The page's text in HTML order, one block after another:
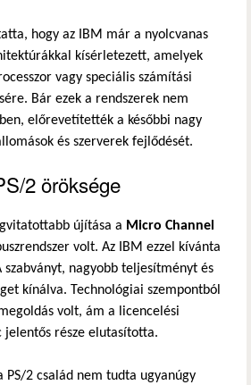
hogy az IBM már a nyolcvanas
kísérletezett, amelyek
vagy speciális számítási
Bár ezek a rendszerek nem
előrevetítették a későbbi nagy
és szerverek fejlődését.
2 öröksége
újítása a Micro Channel
volt. Az IBM ezzel kívánta
szabványt, nagyobb teljesítményt és
kínálva. Technológiai szempontból
volt, ám a licencelési
része elutasította.
PS/2 család nem tudta ugyanúgy